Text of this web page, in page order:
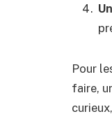
Pour
faire,